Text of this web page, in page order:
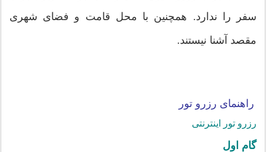
سفر را ندارد. همچنین با محل قامت و فضای شهری
مقصد آشنا نیستند.
راهنمای رزرو تور
رزرو تور اینترنتی
گام اول